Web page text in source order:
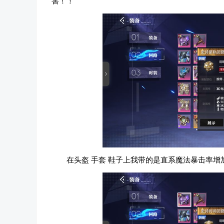
在头盔 手套 鞋子上我带的是直系魔法暴击率增